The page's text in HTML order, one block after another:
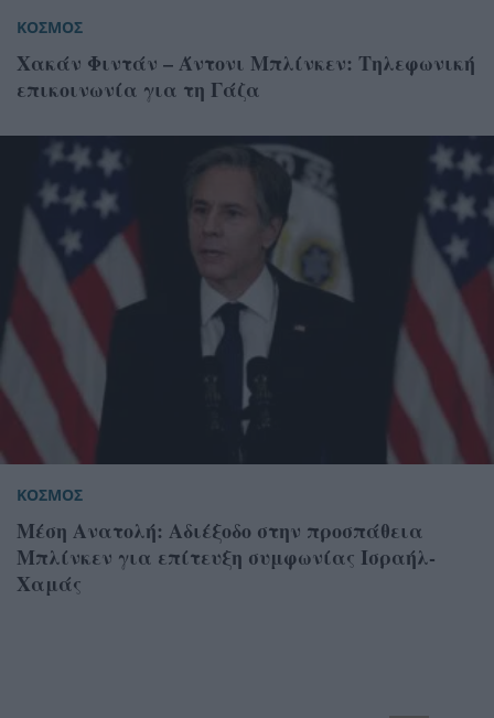
ΚΟΣΜΟΣ
Χακάν Φιντάν – Άντονι Μπλίνκεν: Τηλεφωνική
επικοινωνία για τη Γάζα
ΚΟΣΜΟΣ
Μέση Ανατολή: Αδιέξοδο στην προσπάθεια
Μπλίνκεν για επίτευξη συμφωνίας Ισραήλ-
Χαμάς